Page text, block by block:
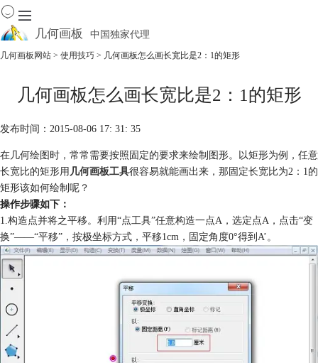
几何画板 中国独家代理
产品
资源中心
软件商城
几何画板网站 > 使用技巧 > 几何画板怎么画长宽比是2：1的矩形
几何画板怎么画长宽比是2：1的矩形
发布时间：2015-08-06 17: 31: 35
在几何绘图时，常常需要按照固定的要求来绘制图形。以矩形为例，任意
长宽比的矩形用 几何画板工具很容易就能画出来，那固定长宽比为2：1的
矩形该如何绘制呢？
操作步骤如下：
1.构造点并将之平移。利用“点工具”任意构造一点A，选定点A，点击“变
换”——“平移”，按极坐标方式，平移1cm，固定角度0°得到A’。